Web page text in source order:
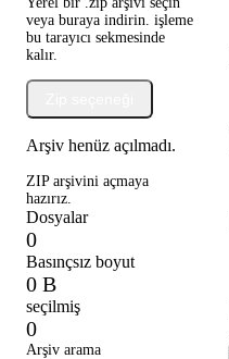
veya buraya indirin. işleme
bu tarayıcı sekmesinde
kalır.
Arşiv henüz açılmadı.
ZIP arşivini açmaya
hazırız.
Dosyalar
0
Basınçsız boyut
0 B
seçilmiş
0
Arşiv arama